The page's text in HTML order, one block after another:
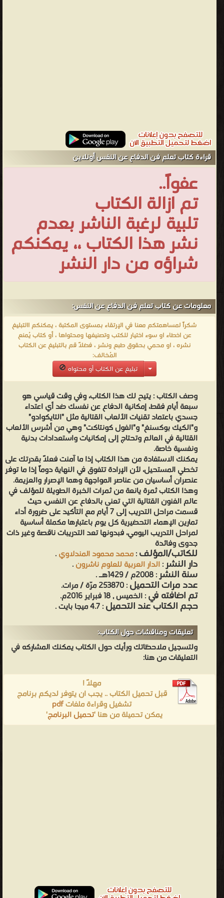
قراءة كتاب تعلم فن الدفاع عن النفس أونلاين
عفواً..
تم ازالة الكتاب
تلبية لرغبة الناشر بعدم
نشر هذا الكتاب ،، يمكنكم
شراؤه من دار النشر
معلومات عن كتاب تعلم فن الدفاع عن النفس:
شكراً لمساهمتكم معنا في الإرتقاء بمستوى المكتبة ، يمكنكم االتبليغ
عن اخطاء او سوء اختيار للكتب وتصنيفها ومحتواها ، أو كتاب يُمنع
نشره ، او محمي بحقوق طبع ونشر ، فضلاً قم بالتبليغ عن الكتاب
المُخالف:
تبليغ عن الكتاب أو محتواه
وصف الكتاب :يتيح لك هذا الكتاب، وفي وقت قياسي هو
سبعة أيام فقط، إمكانية الدفاع عن نفسك ضد أي اعتداء
جسدي باعتماد تقنيات الألعاب القتالية مثل "التايكوادو"
و"الكيك بوكسنغ" و"الفول كونتاكت" وهي من أشرس الألعاب
القتالية في العالم وتحتاج إلى إمكانيات واستعدادات بدنية
ونفسية خاصة.
يمكنك الاستفادة من هذا الكتاب إذا ما آمنت فعلاً بقدرتك على
تخطي المستحيل، لأن الإرادة تتفوق في النهاية دوماً إذا ما توفر
عنصران أساسيان من عناصر المواجهة وهما الإصرار والعزيمة.
وهذا الكتاب ثمرة يانعة من ثمرات الخبرة الطويلة للمؤلف في
عالم الفنون القتالية التي تعنى بالدفاع عن النفس، حيث
قسمت مراحل التدريب إلى 7 أيام مع التأكيد على ضرورة أداء
تمارين الإهماء التحضيرية كل يوم باعتبارها مكملة أساسية
لمراحل التدريب اليومي، فبدونها تعد التدريبات ناقصة وغير ذات
جدوى وفائدة
للكاتب/المؤلف:محمد محمود المندلاوي.
دار النشر:الدار العربية للعلوم ناشرون.
سنة النشر: 2008م / 1429هـ .
عدد مرات التحميل: 253870 مرّة / مرات.
تم اضافته في: الخميس , 18 فبراير 2016م.
حجم الكتاب عند التحميل: 4.7 ميجا بايت .
تعليقات ومناقشات حول الكتاب:
ولتسجيل ملاحظاتك ورأيك حول الكتاب يمكنك المشاركه في
التعليقات من هنا:
مهلاً !
قبل تحميل الكتاب .. يجب ان يتوفر لديكم برنامج
تشغيل وقراءة ملفاتpdf
يمكن تحميلة من هنا 'تحميل البرنامج'